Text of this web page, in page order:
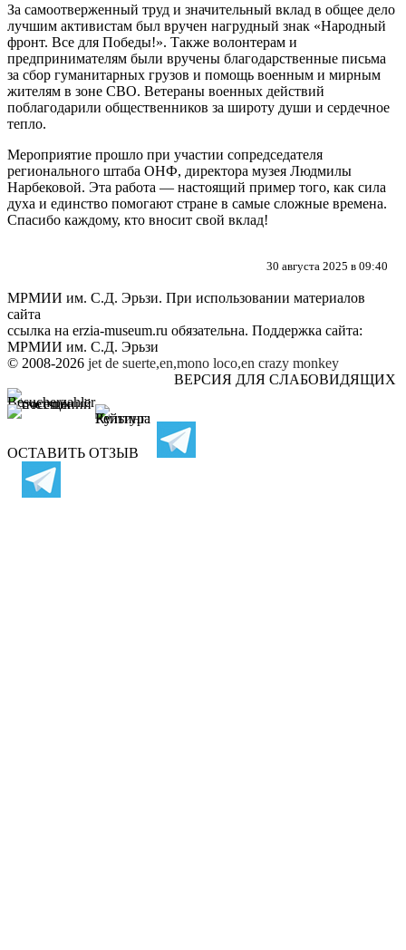
За самоотверженный труд и значительный вклад в общее дело
лучшим активистам был вручен нагрудный знак «Народный
фронт. Все для Победы!». Также волонтерам и
предпринимателям были вручены благодарственные письма
за сбор гуманитарных грузов и помощь военным и мирным
жителям в зоне СВО. Ветераны военных действий
поблагодарили общественников за широту души и сердечное
тепло.
Мероприятие прошло при участии сопредседателя
регионального штаба ОНФ, директора музея Людмилы
Нарбековой. Эта работа — настоящий пример того, как сила
духа и единство помогают стране в самые сложные времена.
Спасибо каждому, кто вносит свой вклад!
30 августа 2025 в 09:40
МРМИИ им. С.Д. Эрьзи. При использовании материалов
сайта
ссылка на erzia-museum.ru обязательна. Поддержка сайта:
МРМИИ им. С.Д. Эрьзи
© 2008-2026 jet de suerte,en,mono loco,en crazy monkey
ВЕРСИЯ ДЛЯ СЛАБОВИДЯЩИХ
ОСТАВИТЬ ОТЗЫВ